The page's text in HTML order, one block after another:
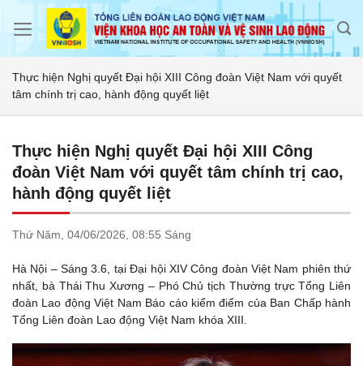
Thực hiện Nghị quyết Đại hội XIII Công đoàn Việt Nam với quyết
tâm chính trị cao, hành động quyết liệt
Thực hiện Nghị quyết Đại hội XIII Công
đoàn Việt Nam với quyết tâm chính trị cao,
hành động quyết liệt
Thứ Năm, 04/06/2026, 08:55 Sáng
Hà Nội – Sáng 3.6, tại Đại hội XIV Công đoàn Việt Nam phiên thứ
nhất, bà Thái Thu Xương – Phó Chủ tịch Thường trực Tổng Liên
đoàn Lao động Việt Nam Báo cáo kiểm điểm của Ban Chấp hành
Tổng Liên đoàn Lao động Việt Nam khóa XIII.